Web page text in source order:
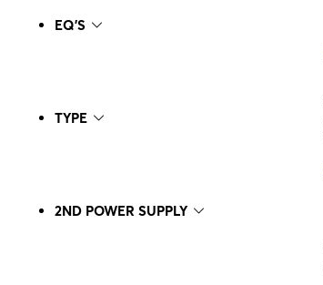
EQ'S
TYPE
2ND POWER SUPPLY